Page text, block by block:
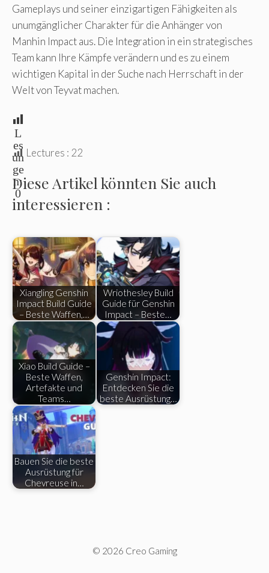
Gameplays und seiner einzigartigen Fähigkeiten als
unumgänglicher Charakter für die Anhänger von
Manhin Impact aus. Die Integration in ein strategisches
Team kann Ihre Kämpfe verändern und es zu einem
wichtigen Kapital in der Suche nach Herrschaft in der
Welt von Teyvat machen.
L
es
un
ge
n:
0
Lectures : 22
Diese Artikel könnten Sie auch
interessieren :
Xiangling Genshin
Impact Build Guide
– Beste Waffen,…
Wriothesley Build
Guide für Genshin
Impact – Beste…
Xiao Build Guide –
Beste Waffen,
Artefakte und
Teams…
Genshin Impact:
Entdecken Sie die
beste Ausrüstung…
Bauen Sie die beste
Ausrüstung für
Chevreuse in…
© 2026 Creo Gaming